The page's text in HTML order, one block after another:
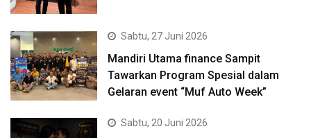
Sabtu, 27 Juni 2026
Mandiri Utama finance Sampit
Tawarkan Program Spesial dalam
Gelaran event “Muf Auto Week”
Sabtu, 20 Juni 2026